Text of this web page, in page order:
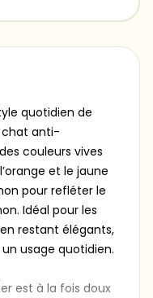
quotidien de
chat anti-
couleurs vives
et le jaune
pour refléter le
Idéal pour les
restant élégants,
usage quotidien.
est à la fois doux